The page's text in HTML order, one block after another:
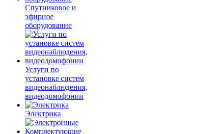
Спутниковое и
эфирное
оборудование
Услуги по
установке систем
видеонаблюдения,
видеодомофонии
Электрика